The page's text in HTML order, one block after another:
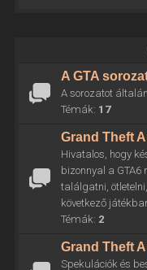
A GTA
A sorozatot
Témák: 17
Grand Theft
Hivatalos, hogy
bizonnyal a GTA6
találgatni,
következő
Témák: 2
Grand Theft
Spekulációk és